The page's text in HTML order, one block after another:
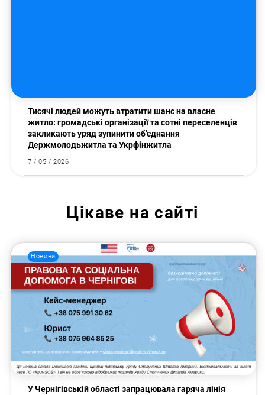
Тисячі людей можуть втратити шанс на власне
житло: громадські організації та сотні переселенців
закликають уряд зупинити об’єднання
Держмолодьжитла та Укрфінжитла
7 / 05 / 2026
Цікаве на сайті
Новини
У Чернігівській області запрацювала гаряча лінія